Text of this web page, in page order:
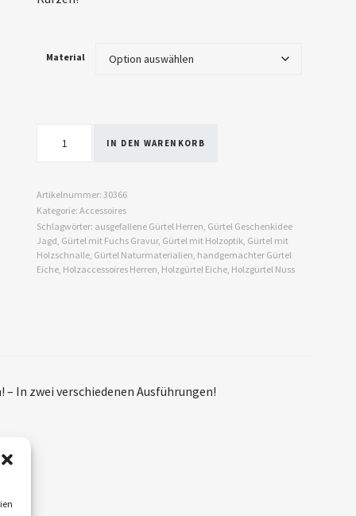
Material
IN DEN WARENKORB
Artikelnummer: 30366
Kategorie: Accessoires
Schlagwörter: ausgefallene Gürtel Herren, Gürtel Geschenkidee
Jagd, Gürtel mit Fuchs Gravur, Gürtel mit Holzoptik, Gürtel mit
Holzschnalle, Gürtel Naturmaterialien, handgemachter Gürtel
Eiche, Holzaccessoires Herren, Holzgürtel Eiche, Holzgürtel Nuss
In zwei verschiedenen Ausführungen!